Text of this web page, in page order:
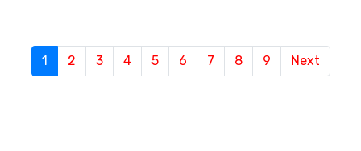
1 (current)
2 3 4 5 6 7 8 9 Next
S
e